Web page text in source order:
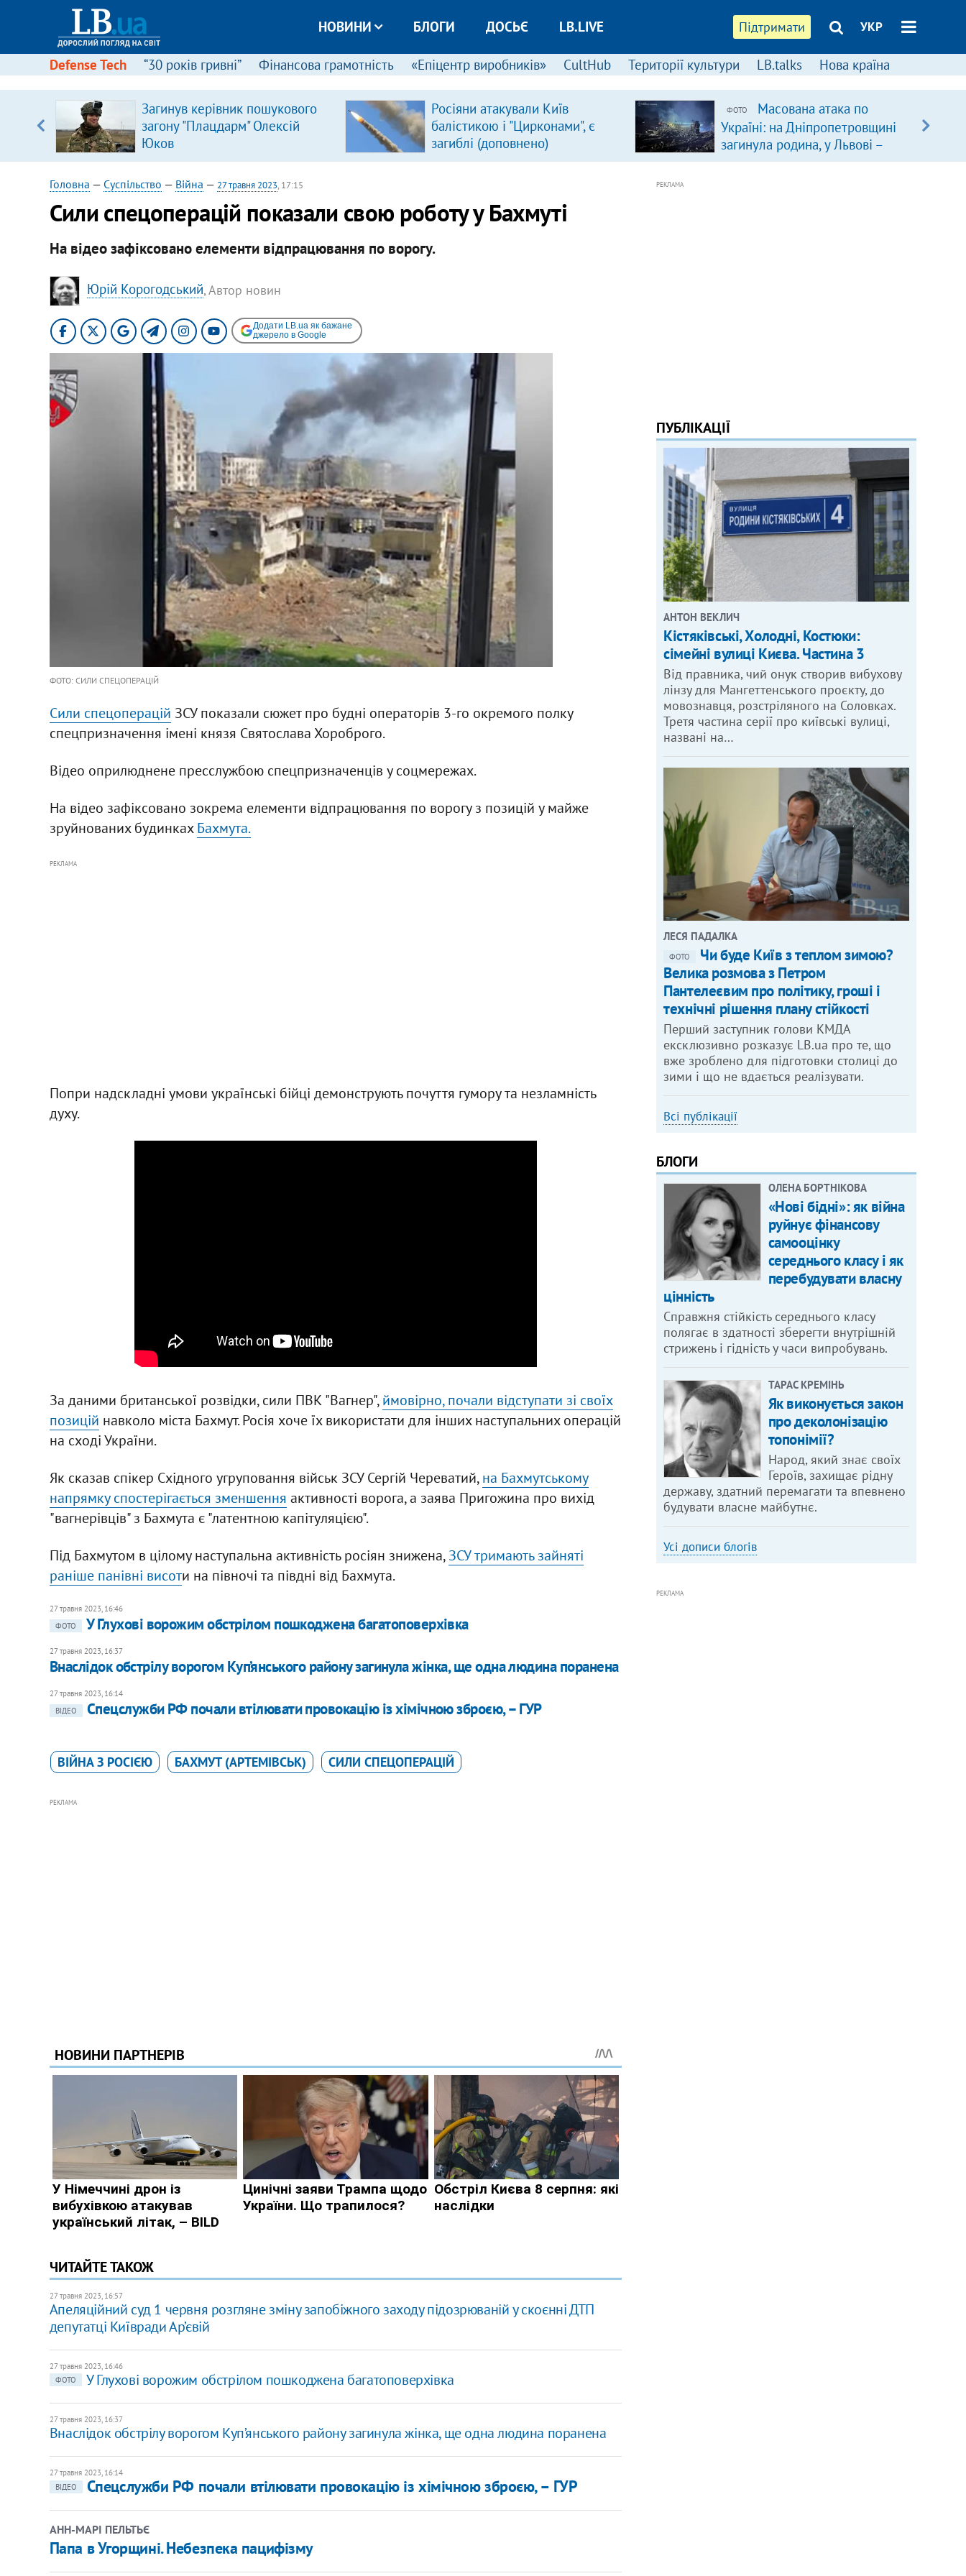
Підтримати УКР
НОВИНИ БЛОГИ ДОСЬЄ LB.LIVE
Defense Tech “30 років гривні” Фінансова грамотність «Епіцентр виробників» CultHub Території культури LB.talks Нова країна
Загинув керівник пошукового
загону "Плацдарм" Олексій
Юков
Росіяни атакували Київ
балістикою і "Цирконами", є
загиблі (доповнено)
ФОТО
Масована атака по
Україні: на Дніпропетровщині
загинула родина, у Львові –
удар по багатоповерхівках
Головна — Суспільство — Війна — 27 травня 2023, 17:15
Сили спецоперацій показали свою роботу у Бахмуті
На відео зафіксовано елементи відпрацювання по ворогу.
Юрій Корогодський, Автор новин
Додати LB.ua як бажане
джерело в Google
ФОТО: СИЛИ СПЕЦОПЕРАЦІЙ
Сили спецоперацій ЗСУ показали сюжет про будні операторів 3-го окремого полку
спецпризначення імені князя Святослава Хороброго.
Відео оприлюднене пресслужбою спецпризначенців у соцмережах.
На відео зафіксовано зокрема елементи відпрацювання по ворогу з позицій у майже
зруйнованих будинкахБахмута.
РЕКЛАМА
Попри надскладні умови українські бійці демонструють почуття гумору та незламність
духу.
За даними британської розвідки, сили ПВК "Вагнер",ймовірно, почали відступати зі своїх
позицій навколо міста Бахмут. Росія хоче їх використати для інших наступальних операцій
на сході України.
Як сказав спікер Східного угруповання військ ЗСУ Сергій Череватий,на Бахмутському
напрямку спостерігається зменшення активності ворога, а заява Пригожина про вихід
"вагнерівців" з Бахмута є "латентною капітуляцією".
Під Бахмутом в цілому наступальна активність росіян знижена,ЗСУ тримають зайняті
раніше панівні висоти на півночі та півдні від Бахмута.
27 травня 2023, 16:46
ФОТО
У Глухові ворожим обстрілом пошкоджена багатоповерхівка
27 травня 2023, 16:37
Внаслідок обстрілу ворогом Куп’янського району загинула жінка, ще одна людина поранена
27 травня 2023, 16:14
ВІДЕО
Спецслужби РФ почали втілювати провокацію із хімічною зброєю, – ГУР
ВІЙНА З РОСІЄЮ БАХМУТ (АРТЕМІВСЬК) СИЛИ СПЕЦОПЕРАЦІЙ
РЕКЛАМА
ЧИТАЙТЕ ТАКОЖ
27 травня 2023, 16:57
Апеляційний суд 1 червня розгляне зміну запобіжного заходу підозрюваній у скоєнні ДТП
депутатці Київради Ар’євій
27 травня 2023, 16:46
ФОТО
У Глухові ворожим обстрілом пошкоджена багатоповерхівка
27 травня 2023, 16:37
Внаслідок обстрілу ворогом Куп’янського району загинула жінка, ще одна людина поранена
27 травня 2023, 16:14
ВІДЕО
Спецслужби РФ почали втілювати провокацію із хімічною зброєю, – ГУР
АНН-МАРІ ПЕЛЬТЬЄ
Папа в Угорщині. Небезпека пацифізму
РЕКЛАМА
ПУБЛІКАЦІЇ
АНТОН ВЕКЛИЧ
Кістяківські, Холодні, Костюки:
сімейні вулиці Києва. Частина 3
Від правника, чий онук створив вибухову
лінзу для Мангеттенського проєкту, до
мовознавця, розстріляного на Соловках.
Третя частина серії про київські вулиці,
названі на…
ЛЕСЯ ПАДАЛКА
ФОТО
Чи буде Київ з теплом зимою?
Велика розмова з Петром
Пантелеєвим про політику, гроші і
технічні рішення плану стійкості
Перший заступник голови КМДА
ексклюзивно розказує LB.ua про те, що
вже зроблено для підготовки столиці до
зими і що не вдається реалізувати.
Всі публікації
БЛОГИ
ОЛЕНА БОРТНІКОВА
«Нові бідні»: як війна
руйнує фінансову
самооцінку
середнього класу і як
перебудувати власну
цінність
Справжня стійкість середнього класу
полягає в здатності зберегти внутрішній
стрижень і гідність у часи випробувань.
ТАРАС КРЕМІНЬ
Як виконується закон
про деколонізацію
топонімії?
Народ, який знає своїх
Героїв, захищає рідну
державу, здатний перемагати та впевнено
будувати власне майбутнє.
Усі дописи блогів
РЕКЛАМА